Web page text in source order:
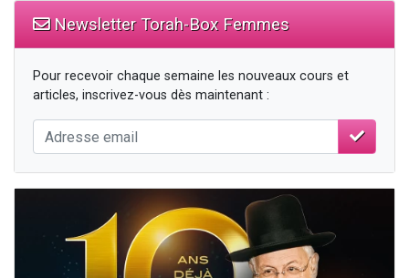
Newsletter Torah-Box Femmes
Pour recevoir chaque semaine les nouveaux cours et
articles, inscrivez-vous dès maintenant :